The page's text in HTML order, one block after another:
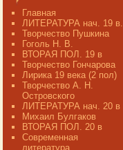
Главная
ЛИТЕРАТУРА нач. 19 в.
Творчество Пушкина
Гоголь Н. В.
ВТОРАЯ ПОЛ. 19 в
Творчество Гончарова
Лирика 19 века (2 пол)
Творчество А. Н.
Островского
ЛИТЕРАТУРА нач. 20 в
Михаил Булгаков
ВТОРАЯ ПОЛ. 20 в
Современная
литература